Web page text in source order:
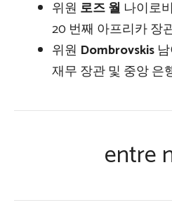
위원 로즈 월 나이로
20 번째 아프리카 장
위원 Dombrovskis
재무 장관 및 중앙 은
entre